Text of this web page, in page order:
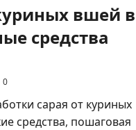
вшей в
средства
0
сарая от куриных
средства, пошаговая